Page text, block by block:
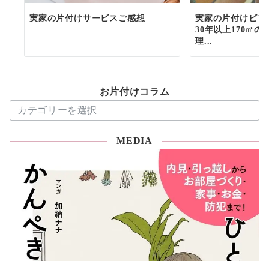
実家の片付けサービスご感想
実家の片付けビ
30年以上170㎡の
理...
お片付けコラム
片
MEDIA